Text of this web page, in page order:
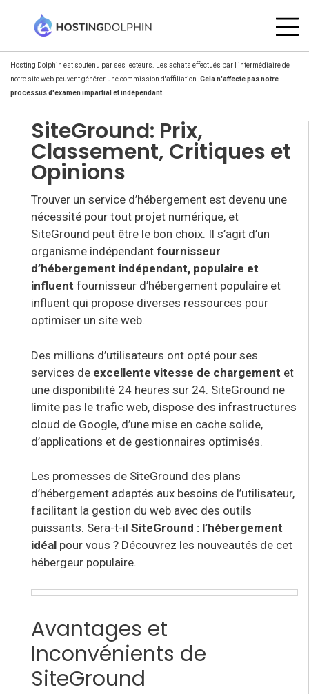
Hosting Dolphin est soutenu par ses lecteurs. Les achats effectués par l'intermédiaire de
notre site web peuvent générer une commission d'affiliation. Cela n'affecte pas notre
processus d'examen impartial et indépendant.
SiteGround: Prix,
Classement, Critiques et
Opinions
Trouver un service d’hébergement est devenu une
nécessité pour tout projet numérique, et
SiteGround peut être le bon choix. Il s’agit d’un
organisme indépendant fournisseur
d’hébergement indépendant, populaire et
influent fournisseur d’hébergement populaire et
influent qui propose diverses ressources pour
optimiser un site web.
Des millions d’utilisateurs ont opté pour ses
services de excellente vitesse de chargement et
une disponibilité 24 heures sur 24. SiteGround ne
limite pas le trafic web, dispose des infrastructures
cloud de Google, d’une mise en cache solide,
d’applications et de gestionnaires optimisés.
Les promesses de SiteGround des plans
d’hébergement adaptés aux besoins de l’utilisateur,
facilitant la gestion du web avec des outils
puissants. Sera-t-il SiteGround : l’hébergement
idéal pour vous ? Découvrez les nouveautés de cet
hébergeur populaire.
Avantages et
Inconvénients de
SiteGround